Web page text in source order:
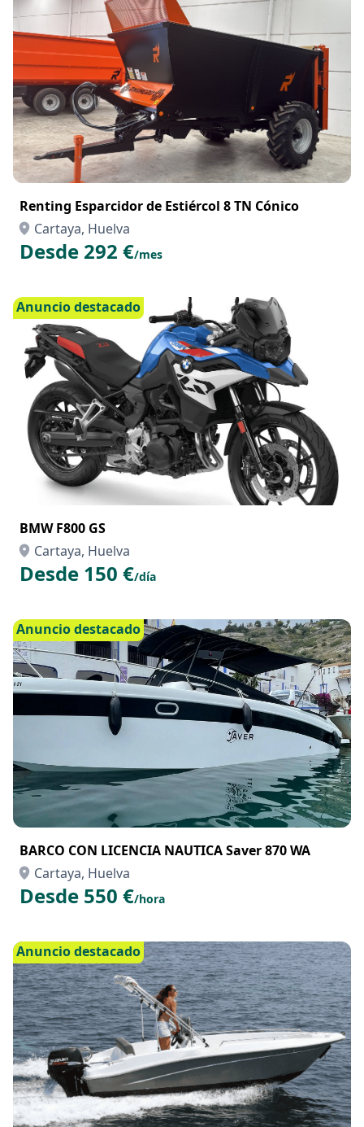
Renting Esparcidor de Estiércol 8 TN Cónico
Cartaya, Huelva
Desde 292 €/mes
Anuncio destacado
BMW F800 GS
Cartaya, Huelva
Desde 150 €/día
Anuncio destacado
BARCO CON LICENCIA NAUTICA Saver 870 WA
Cartaya, Huelva
Desde 550 €/hora
Anuncio destacado